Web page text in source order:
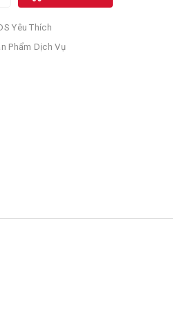
Yêu Thích
Phẩm Dịch Vụ